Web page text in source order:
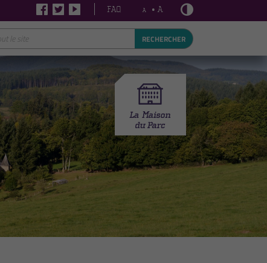
FAQ A • A
RECHERCHER